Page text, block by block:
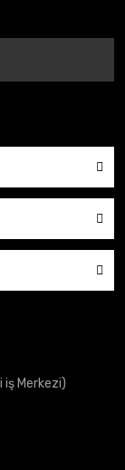
iş Merkezi)